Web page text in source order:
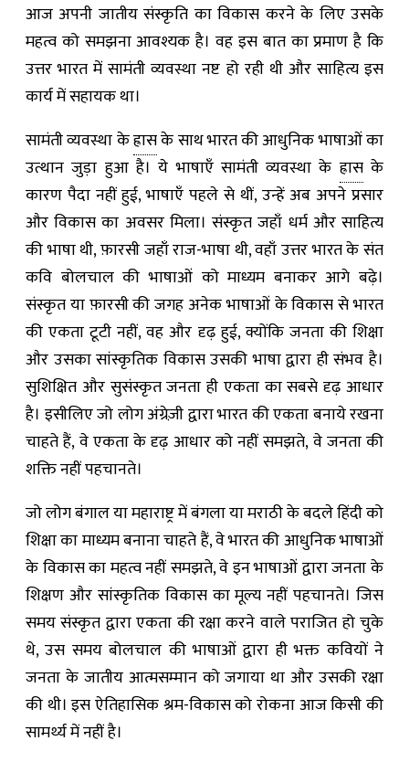
आज अपनी जातीय संस्कृति का विकास करने के लिए उसके
महत्व को समझना आवश्यक है। वह इस बात का प्रमाण है कि
उत्तर भारत में सामंती व्यवस्था नष्ट हो रही थी और साहित्य इस
कार्य में सहायक था।
सामंती व्यवस्था केह्रासके साथ भारत की आधुनिक भाषाओं का
उत्थान जुड़ा हुआ है। ये भाषाएँ सामंती व्यवस्था के ह्रासके
कारण पैदा नहीं हुई, भाषाएँ पहले से थीं, उन्हें अब अपने प्रसार
और विकास का अवसर मिला। संस्कृत जहाँ धर्म और साहित्य
की भाषा थी, फ़ारसी जहाँ राज-भाषा थी, वहाँ उत्तर भारत के संत
कवि बोलचाल की भाषाओं को माध्यम बनाकर आगे बढ़े।
संस्कृत या फ़ारसी की जगह अनेक भाषाओं के विकास से भारत
की एकता टूटी नहीं, वह और दृढ़ हुई, क्योंकि जनता की शिक्षा
और उसका सांस्कृतिक विकास उसकी भाषा द्वारा ही संभव है।
सुशिक्षित और सुसंस्कृत जनता ही एकता का सबसे दृढ़ आधार
है। इसीलिए जो लोग अंग्रेज़ी द्वारा भारत की एकता बनाये रखना
चाहते हैं, वे एकता के दृढ़ आधार को नहीं समझते, वे जनता की
शक्ति नहीं पहचानते।
जो लोग बंगाल या महाराष्ट्र में बंगला या मराठी के बदले हिंदी को
शिक्षा का माध्यम बनाना चाहते हैं, वे भारत की आधुनिक भाषाओं
के विकास का महत्व नहीं समझते, वे इन भाषाओं द्वारा जनता के
शिक्षण और सांस्कृतिक विकास का मूल्य नहीं पहचानते। जिस
समय संस्कृत द्वारा एकता की रक्षा करने वाले पराजित हो चुके
थे, उस समय बोलचाल की भाषाओं द्वारा ही भक्त कवियों ने
जनता के जातीय आत्मसम्मान को जगाया था और उसकी रक्षा
की थी। इस ऐतिहासिक श्रम-विकास को रोकना आज किसी की
सामर्थ्य में नहीं है।